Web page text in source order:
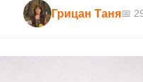
Грицан Таня📅